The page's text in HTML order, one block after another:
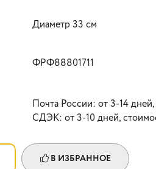
Диаметр 33 см
ФРФ88801711
Почта России: от 3-14
СДЭК: от 3-10 дней,
В ИЗБРАННОЕ